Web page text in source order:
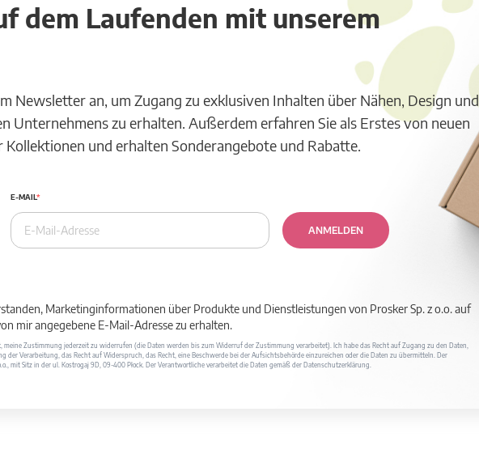
dem Laufenden mit unserem
Newsletter an, um Zugang zu exklusiven Inhalten über Nähen, Design und
Unternehmens zu erhalten. Außerdem erfahren Sie als Erstes von neuen
und erhalten Sonderangebote und Rabatte.
E-MAIL
ANMELDEN
Marketinginformationen über Produkte und Dienstleistungen von Prosker Sp. z o.o. auf
mir angegebene E-Mail-Adresse zu erhalten.
Zustimmung jederzeit zu widerrufen (die Daten werden bis zum Widerruf der Zustimmung verarbeitet). Ich habe das Recht auf Zugang zu den Daten,
der Verarbeitung, das Recht auf Widerspruch, das Recht, eine Beschwerde bei der Aufsichtsbehörde einzureichen oder die Daten zu übermitteln. Der
mit Sitz in der ul. Kostrogaj 9D, 09-400 Płock. Der Verantwortliche verarbeitet die Daten gemäß der Datenschutzerklärung.